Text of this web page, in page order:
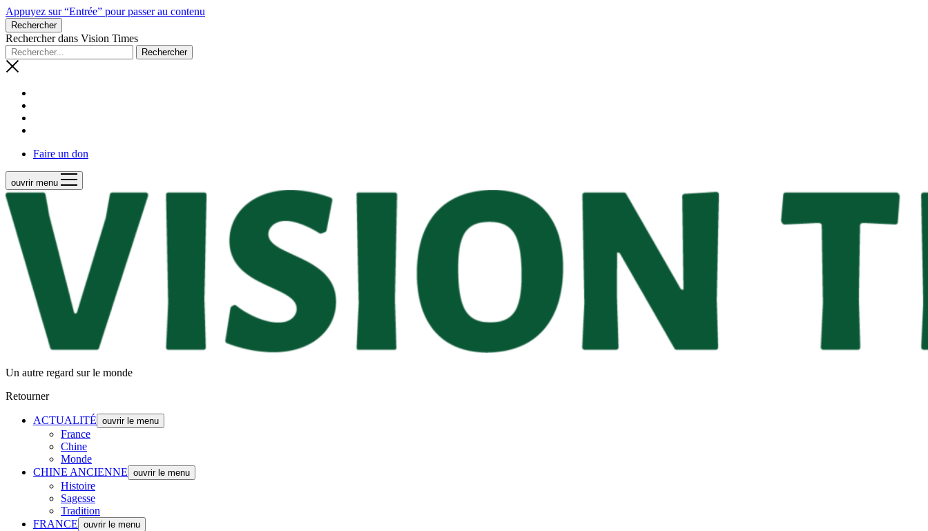
Appuyez sur “Entrée” pour passer au contenu
Rechercher
Rechercher dans Vision Times
Faire un don
ouvrir menu
Un autre regard sur le monde
Retourner
ACTUALITÉ ouvrir le menu
France
Chine
Monde
CHINE ANCIENNE ouvrir le menu
Histoire
Sagesse
Tradition
FRANCE ouvrir le menu